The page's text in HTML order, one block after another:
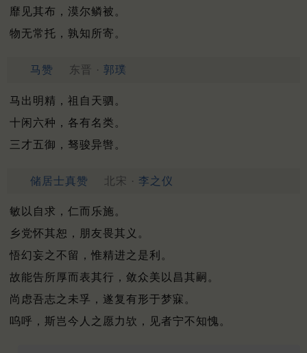
靡见其布，漠尔鳞被。
物无常托，孰知所寄。
马赞 东晋 · 郭璞
马出明精，祖自天驷。
十闲六种，各有名类。
三才五御，驽骏异辔。
储居士真赞 北宋 · 李之仪
敏以自求，仁而乐施。
乡党怀其恕，朋友畏其义。
悟幻妄之不留，惟精进之是利。
故能告所厚而表其行，敛众美以昌其嗣。
尚虑吾志之未孚，遂复有形于梦寐。
呜呼，斯岂今人之愿力欤，见者宁不知愧。